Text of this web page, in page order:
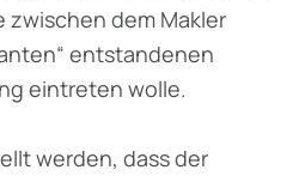
zwischen dem Makler
entstandenen
eintreten wolle.
werden, dass der